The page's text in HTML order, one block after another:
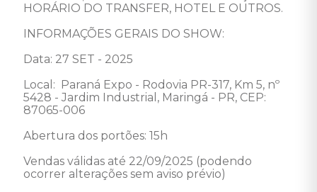
HORÁRIO DO TRANSFER, HOTEL E OUTROS.
INFORMAÇÕES GERAIS DO SHOW:
Data: 27 SET - 2025
Local:  Paraná Expo - Rodovia PR-317, Km 5, nº
5428 - Jardim Industrial, Maringá - PR, CEP:
87065-006
Abertura dos portões: 15h
Vendas válidas até 22/09/2025 (podendo
ocorrer alterações sem aviso prévio)